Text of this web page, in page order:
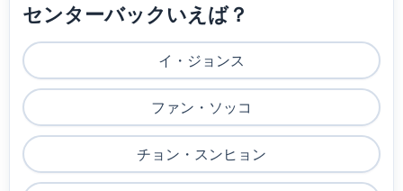
センターバックいえば？
イ・ジョンス
ファン・ソッコ
チョン・スンヒョン